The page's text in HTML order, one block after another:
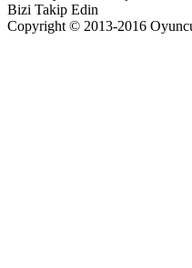
Bizi Takip Edin
Copyright © 2013-2016